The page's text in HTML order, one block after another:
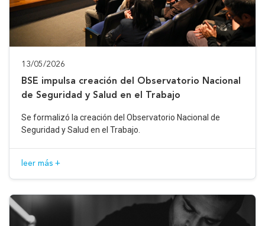
13/05/2026
BSE impulsa creación del Observatorio Nacional
de Seguridad y Salud en el Trabajo
Se formalizó la creación del Observatorio Nacional de
Seguridad y Salud en el Trabajo.
leer más +